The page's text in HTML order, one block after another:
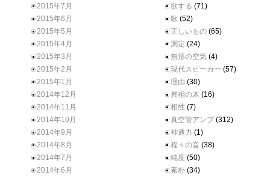
2015年7月
2015年6月
2015年5月
2015年4月
2015年3月
2015年2月
2015年1月
2014年12月
2014年11月
2014年10月
2014年9月
2014年8月
2014年7月
2014年6月
欲する (71)
歌 (52)
正しいもの (65)
測定 (24)
無形の空気 (4)
現代スピーカー (57)
理由 (30)
異相の木 (16)
相性 (7)
真空管アンプ (312)
神通力 (1)
程々の音 (38)
純度 (50)
素朴 (34)